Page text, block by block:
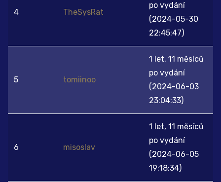
4 TheSysRat
po vydání
(2024-05-30
22:45:47)
5 tomiinoo
1 let, 11 měsíců
po vydání
(2024-06-03
23:04:33)
6 misoslav
1 let, 11 měsíců
po vydání
(2024-06-05
19:18:34)